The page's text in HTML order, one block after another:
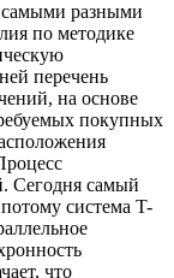
разными
по методике
перечень
на основе
покупных
Сегодня самый
система T-
что